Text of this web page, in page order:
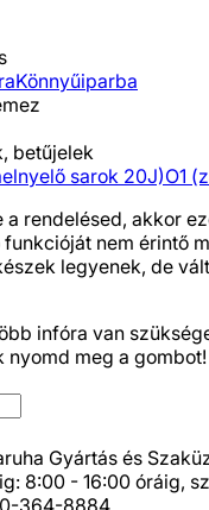
Könnyűiparba
betűjelek
sarok 20J)O1
rendelésed, akkor
nem érintő
legyenek, de
infóra van
nyomd meg a
Gyártás és
8:00 - 16:00 óráig,
364-8884